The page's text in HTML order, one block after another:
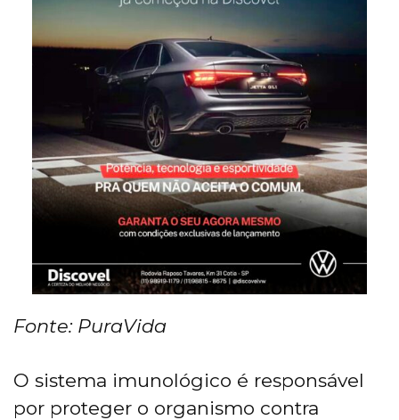
Fonte: PuraVida
O sistema imunológico é responsável
por proteger o organismo contra